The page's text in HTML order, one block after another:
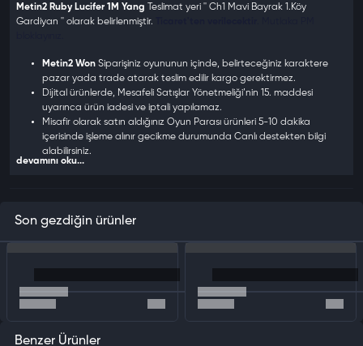
Metin2 Ruby Lucifer 1M Yang Teslimat yeri '' Ch1 Mavi Bayrak 1.Köy
Gardiyan '' olarak belirlenmiştir.
Metin2 Won Siparişiniz oyununun içinde, belirteceğiniz karaktere
pazar yada trade atarak teslim edilir kargo gerektirmez.
Dijital ürünlerde, Mesafeli Satışlar Yönetmeliği’nin 15. maddesi
uyarınca ürün iadesi ve iptali yapılamaz.
Misafir olarak satın aldığınız Oyun Parası ürünleri 5-10 dakika
içerisinde işleme alınır gecikme durumunda Canlı destekten bilgi
alabilirsiniz.
Teslim edilen "Metin2 Won" kullanıcı sorumluluğundadır Oyun
devamını oku...
Son gezdiğin ürünler
Benzer Ürünler